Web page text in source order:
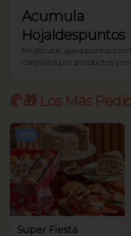
Acumula
Hojaldespuntos
Regístrate, gana puntos con
canjealos por productos y
🥐🎁 Los Más
10 %
Super Fiesta